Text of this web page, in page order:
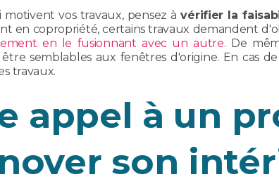
motivent vos travaux, pensez àvérifier la
en copropriété, certains travaux demandent
en le fusionnant avec un autre. De
semblables aux fenêtres d'origine. En cas
travaux.
appel à un
son